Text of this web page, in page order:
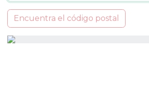
Encuentra el código postal